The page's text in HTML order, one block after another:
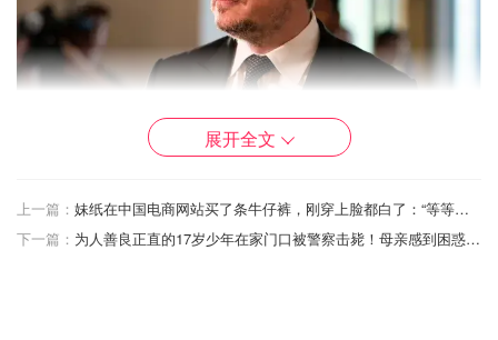
1. 贾斯汀·马斯克 (前妻, 2000–2008)
展开全文
上一篇：
妹纸在中国电商网站买了条牛仔裤，刚穿上脸都白了：“等等，这太可怕了”！
下一篇：
为人善良正直的17岁少年在家门口被警察击毙！母亲感到困惑和悲痛...